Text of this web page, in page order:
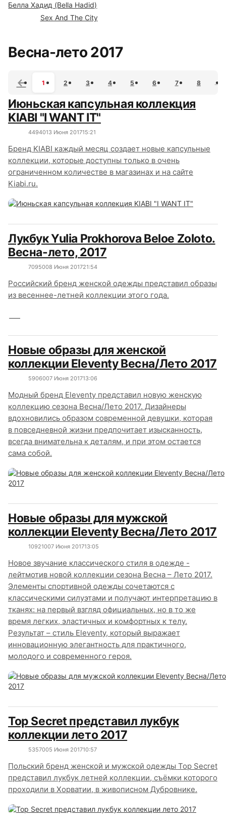
Белла Хадид (Bella Hadid)
Sex And The City
Весна-лето 2017
1 2 3 4 5 6 7 8 …
Июньская капсульная коллекция
KIABI "I WANT IT"
4494013 Июня 201715:21
Бренд KIABI каждый месяц создает новые капсульные
коллекции, которые доступны только в очень
ограниченном количестве в магазинах и на сайте
Kiabi.ru.
Лукбук Yulia Prokhorova Beloe Zoloto.
Весна-лето, 2017
7095008 Июня 201721:54
Российский бренд женской одежды представил образы
из весеннее-летней коллекции этого года.
Новые образы для женской
коллекции Eleventy Весна/Лето 2017
5906007 Июня 201713:06
Модный бренд Eleventy представил новую женскую
коллекцию сезона Весна/Лето 2017. Дизайнеры
вдохновились образом современной девушки, которая
в повседневной жизни предпочитает изысканность,
всегда внимательна к деталям, и при этом остается
сама собой.
Новые образы для мужской
коллекции Eleventy Весна/Лето 2017
10921007 Июня 201713:05
Новое звучание классического стиля в одежде -
лейтмотив новой коллекции сезона Весна – Лето 2017.
Элементы спортивной одежды сочетаются с
классическими силуэтами и получают интерпретацию в
тканях: на первый взгляд официальных, но в то же
время легких, эластичных и комфортных к телу.
Результат – стиль Eleventy, который выражает
инновационную элегантность для практичного,
молодого и современного героя.
Top Secret представил лукбук
коллекции лето 2017
5357005 Июня 201710:57
Польский бренд женской и мужской одежды Top Secret
представил лукбук летней коллекции, съёмки которого
проходили в Хорватии, в живописном Дубровнике.